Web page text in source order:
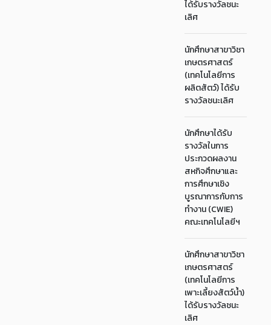
ได้รับรางวัลชนะ
เลิศ
นักศึกษาสาขาวิชา
เกษตรศาสตร์
(เทคโนโลยีการ
ผลิตสัตว์) ได้รับ
รางวัลชนะเลิศ
นักศึกษาได้รับ
รางวัลในการ
ประกวดผลงาน
สหกิจศึกษาและ
การศึกษาเชิง
บูรณาการกับการ
ทำงาน (CWIE)
คณะเทคโนโลยีฯ
นักศึกษาสาขาวิชา
เกษตรศาสตร์
(เทคโนโลยีการ
เพาะเลี้ยงสัตว์น้ำ)
ได้รับรางวัลชนะ
เลิศ